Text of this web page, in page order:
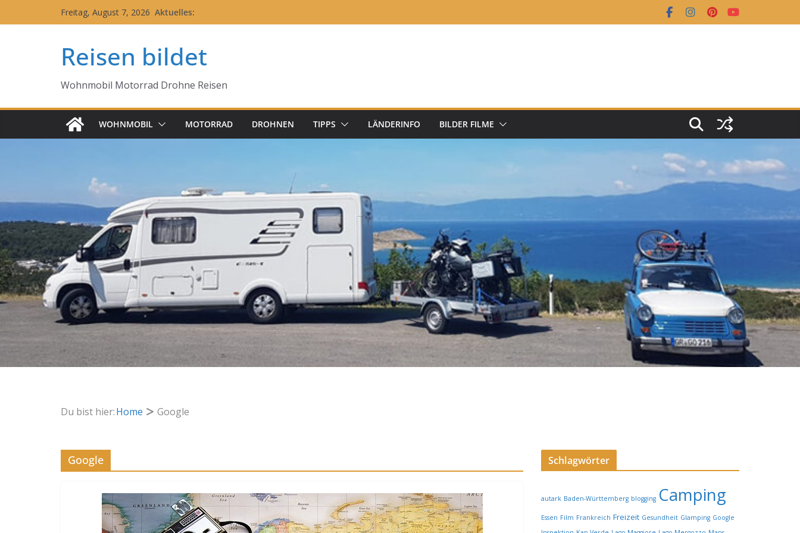
Inhalt
Freitag, August 7, 2026 Aktuelles:
Reisen bildet
Wohnmobil Motorrad Drohne Reisen
WOHNMOBIL MOTORRAD DROHNEN TIPPS LÄNDERINFO BILDER FILME
Du bist hier:Home Google
Google Schlagwörter
autark Baden-Württemberg blogging Camping
Essen Film Frankreich Freizeit Gesundheit Glamping Google